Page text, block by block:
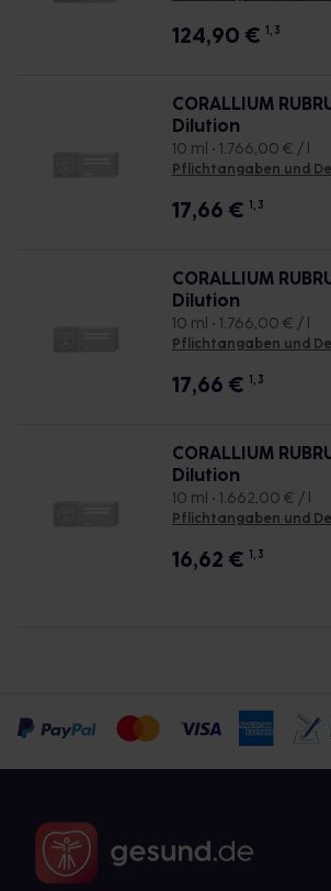
124,90 € 1, 3
CORALLIUM
Dilution
10 ml • 1.766,00 € / l
Pflichtangaben und
17,66 € 1, 3
CORALLIUM
Dilution
10 ml • 1.766,00 € / l
Pflichtangaben und
17,66 € 1, 3
CORALLIUM
Dilution
10 ml • 1.662,00 € / l
Pflichtangaben und
16,62 € 1, 3